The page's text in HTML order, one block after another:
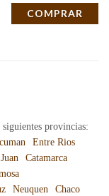
COMPRAR
provincias:
Entre Rios
Catamarca
Neuquen
Chaco